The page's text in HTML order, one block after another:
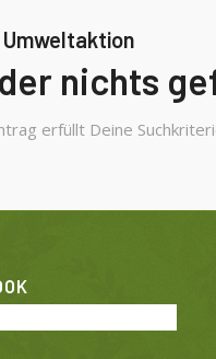
Umweltaktion
nichts
erfüllt Deine